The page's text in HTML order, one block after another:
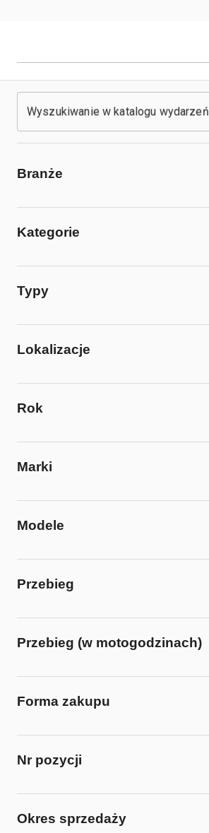
Wyszukiwanie w katalogu wydarzeń
Branże
Kategorie
Typy
Lokalizacje
Rok
Marki
Modele
Przebieg
Przebieg (w motogodzinach)
Forma zakupu
Nr pozycji
Okres sprzedaży